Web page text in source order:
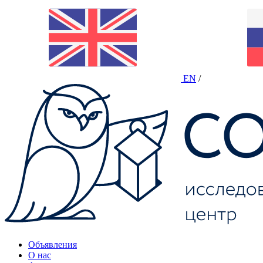
EN /
Объявления
О нас